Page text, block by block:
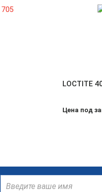
LOCTITE
Цена под